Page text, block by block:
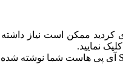
ممکن است نیاز داشته